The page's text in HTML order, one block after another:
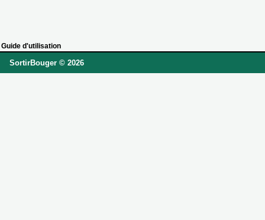
Guide d'utilisation
SortirBouger © 2026